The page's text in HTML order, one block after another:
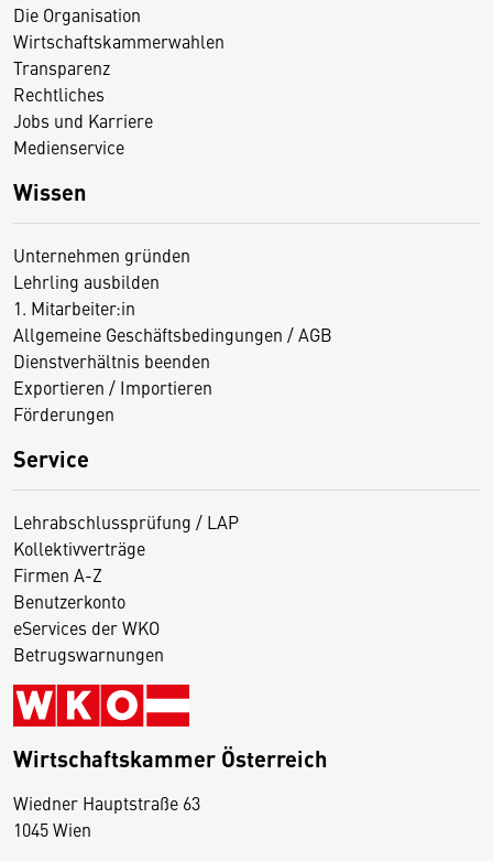
Die Organisation
Wirtschaftskammerwahlen
Transparenz
Rechtliches
Jobs und Karriere
Medienservice
Wissen
Unternehmen gründen
Lehrling ausbilden
1. Mitarbeiter:in
Allgemeine Geschäftsbedingungen / AGB
Dienstverhältnis beenden
Exportieren / Importieren
Förderungen
Service
Lehrabschlussprüfung / LAP
Kollektivverträge
Firmen A-Z
Benutzerkonto
eServices der WKO
Betrugswarnungen
Wirtschaftskammer Österreich
Wiedner Hauptstraße 63
1045 Wien
D